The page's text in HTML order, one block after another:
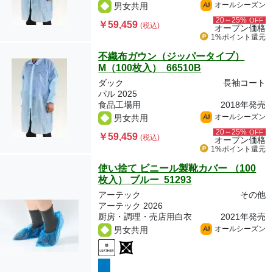
男女共用
All オールシーズン
￥59,459(税込)
20～25% OFF
オープン価格
1%ポイント 還元
不織布ガウン（ジッパータイプ）
M（100枚入） 66510B
ダック
長袖コート
パル 2025
食品工場用
2018年発売
男女共用
All オールシーズン
￥59,459(税込)
20～25% OFF
オープン価格
1%ポイント 還元
使い捨て ビニール製靴カバー （100
枚入） ブルー 51293
アーテック
その他
アーテック 2026
厨房・調理・売店用白衣
2021年発売
男女共用
All オールシーズン